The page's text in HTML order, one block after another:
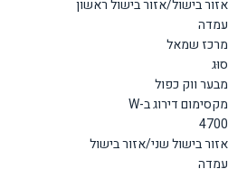
אזור בישול/אזור בישול ראשון
עמדה
מרכז שמאל
סוּג
מבער ווק כפול
מקסימום דירוג ב-W
4700
אזור בישול שני/אזור בישול
עמדה